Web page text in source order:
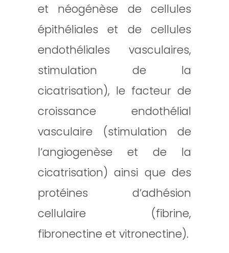
et néogénèse de cellules
épithéliales et de cellules
endothéliales vasculaires,
stimulation de la
cicatrisation), le facteur de
croissance endothélial
vasculaire (stimulation de
l’angiogenèse et de la
cicatrisation) ainsi que des
protéines d’adhésion
cellulaire (fibrine,
fibronectine et vitronectine).